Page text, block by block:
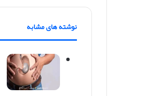
نوشته های مشابه